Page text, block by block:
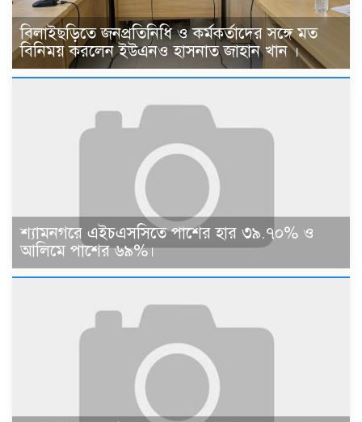
বিলাইছড়িতে জনপ্রতিনিধি ও কর্মকর্তাদের সঙ্গে মত
বিনিময় করলেন ইউএনও হাসনাত জাহান খান ।
শ্যামনগরে এইচএসসিতে পাশের হার ৩৯.৭০% ও
আলিমে পাশের ৬৯%।